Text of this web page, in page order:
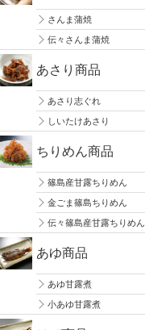
さんま蒲焼
伝々さんま蒲焼
あさり商品
あさり志ぐれ
しいたけあさり
ちりめん商品
篠島産甘露ちりめん
金ごま篠島ちりめん
伝々篠島産甘露ちりめん
あゆ商品
あゆ甘露煮
小あゆ甘露煮